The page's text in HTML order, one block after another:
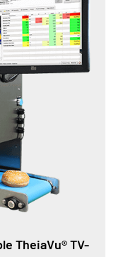
TheiaVu® TV-